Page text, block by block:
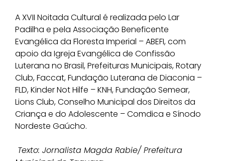
A XVII Noitada Cultural é realizada pelo Lar
Padilha e pela Associação Beneficente
Evangélica da Floresta Imperial – ABEFI, com
apoio da Igreja Evangélica de Confissão
Luterana no Brasil, Prefeituras Municipais, Rotary
Club, Faccat, Fundação Luterana de Diaconia –
FLD, Kinder Not Hilfe – KNH, Fundação Semear,
Lions Club, Conselho Municipal dos Direitos da
Criança e do Adolescente – Comdica e Sínodo
Nordeste Gaúcho.
Texto: Jornalista Magda Rabie/ Prefeitura